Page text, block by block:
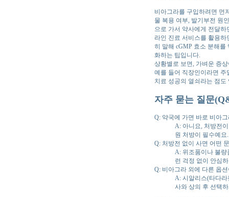
비아그라를 구입하려면 먼
물 복용 여부, 발기부전 원
으로 가서 약사에게 전달
라인 진료 서비스를 활용
히 말해 cGMP 효소 분해
화하는 팁입니다.
상황별로 보면, 가벼운 증
예를 들어 직장인이라면
치료 성공의 열쇠라는 점
자주 묻는 질문
Q: 약국에 가면 바로 비아
A: 아니요, 처방전
원 처방이 필수예
Q: 처방전 없이 사면 어떤
A: 위조품이나 불
런 걱정 없이 안심
Q: 비아그라 외에 다른 옵
A: 시알리스(타다
사와 상의 후 선택